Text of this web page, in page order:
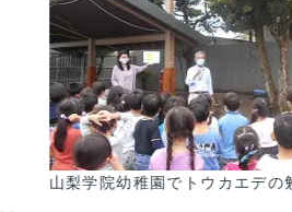
山梨学院幼稚園でトウカエデの勉